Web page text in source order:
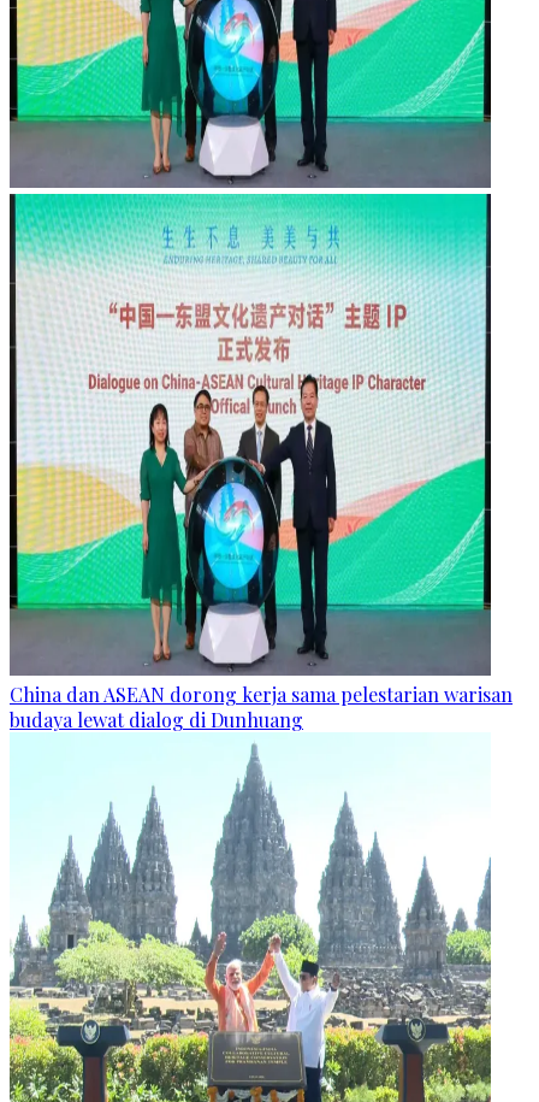
China dan ASEAN dorong kerja sama pelestarian warisan
budaya lewat dialog di Dunhuang